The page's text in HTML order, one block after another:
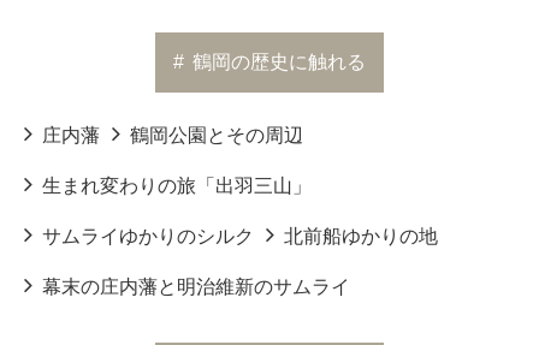
# 鶴岡の歴史に触れる
庄内藩 鶴岡公園とその周辺
生まれ変わりの旅「出羽三山」
サムライゆかりのシルク 北前船ゆかりの地
幕末の庄内藩と明治維新のサムライ